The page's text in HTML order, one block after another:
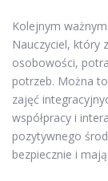
Kolejnym
Nauczyciel, który
osobowości,
potrzeb. Można
zajęć
współpracy i
pozytywnego
bezpiecznie i